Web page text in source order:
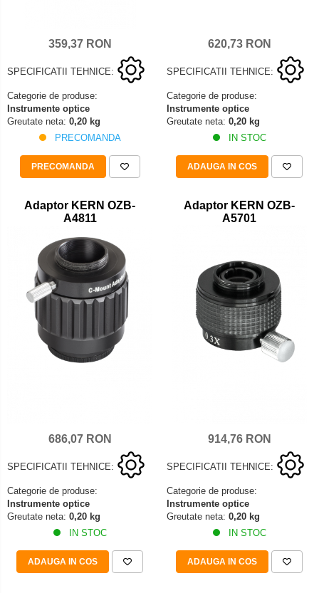
359,37 RON
SPECIFICATII TEHNICE:
Categorie de produse:
Instrumente optice
Greutate neta: 0,20 kg
PRECOMANDA
PRECOMANDA
620,73 RON
SPECIFICATII TEHNICE:
Categorie de produse:
Instrumente optice
Greutate neta: 0,20 kg
IN STOC
ADAUGA IN COS
Adaptor KERN OZB-
A4811
686,07 RON
SPECIFICATII TEHNICE:
Categorie de produse:
Instrumente optice
Greutate neta: 0,20 kg
IN STOC
ADAUGA IN COS
Adaptor KERN OZB-
A5701
914,76 RON
SPECIFICATII TEHNICE:
Categorie de produse:
Instrumente optice
Greutate neta: 0,20 kg
IN STOC
ADAUGA IN COS